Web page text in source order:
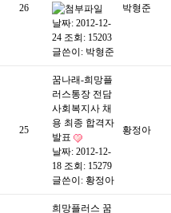
26
날짜: 2012-12-
24 조회: 15203
글쓴이: 박형준
박형준
25
꿈나래-희망플
러스통장 전담
사회복지사 채
용 최종 합격자
발표
날짜: 2012-12-
18 조회: 15279
글쓴이: 황정아
황정아
희망플러스 꿈